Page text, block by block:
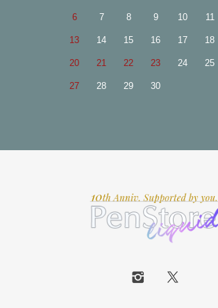
6 7 8 9 10 11
13 14 15 16 17 18
20 21 22 23 24 25
27 28 29 30